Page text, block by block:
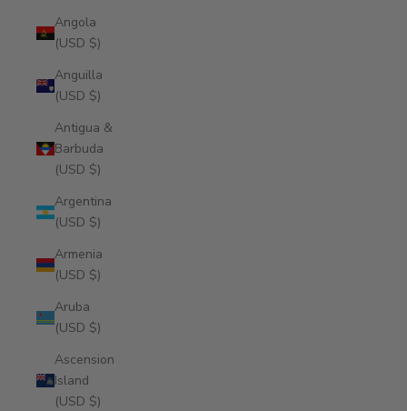
Angola
(USD $)
Anguilla
(USD $)
Antigua &
Barbuda
(USD $)
Argentina
(USD $)
Armenia
(USD $)
Aruba
(USD $)
Ascension
Island
(USD $)